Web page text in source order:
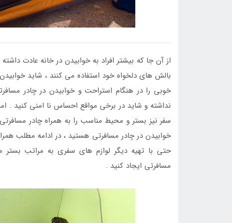
از آن جا که بیشتر افراد به خوابیدن در خانه عادت
بالش های دلخواه خود استفاده می کنند ، شاید
خوبی را در هنگام استراحت و خوابیدن در چادر
نداشته و شاید در برخی مواقع احساس نا امنی کنید .
سفر نیز بستر و محیط مناسب را به همراه چادر
خوابیدن در چادر مسافرتی هستید ، در ادامه مطلب
حتی با تهیه دیگر لوازم های سفری به مراتب
مسافرتی ایجاد کنید .